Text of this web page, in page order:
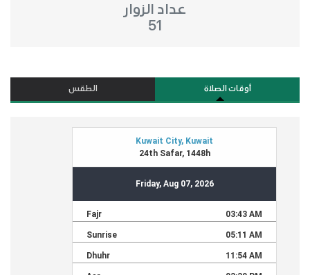
عداد الزوار
51
أوقات الصلاة الطقس